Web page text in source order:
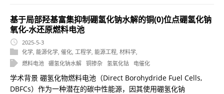
基于局部羟基富集抑制硼氢化钠水解的铜(0)位点硼氢化钠
氧化-水还原燃料电池
2025-5-3
化学 能源化学 催化 工程学 能源工程 材料学
燃料电池 硼氢化钠水解 铜掺杂 氢氧化钴 电催化
学术背景 硼氢化物燃料电池（Direct Borohydride Fuel Cells,
DBFCs）作为一种潜在的碳中性能源，因其使用硼氢化钠